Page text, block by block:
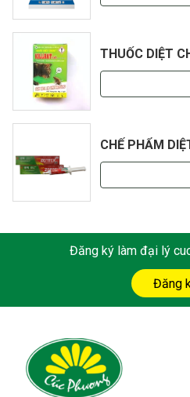
THUỐC DIỆT
CHẾ PHẨM
Đăng ký làm đại lý
Đăng